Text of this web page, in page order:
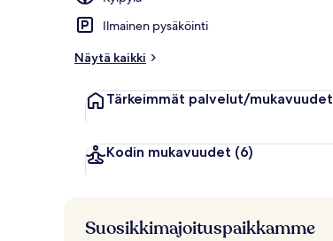
a
r
s
j
Ilmainen pysäköinti
Näytä kaikki
Tärkeimmät palvelut/mukavuudet
Kodin mukavuudet (6)
Suosikkimajoituspaikkamme